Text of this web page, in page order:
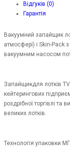
Відгуків (0)
Гарантія
Вакуумний запайщик
атмосфері) і Skin-Pack
вакуумним насосом
Запайщикдля лотків
кейтерингових
роздрібної торгівлі
великих лотків.
Технологія упаковки